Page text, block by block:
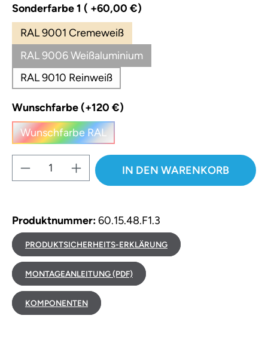
Sonderfarbe 1 ( +60,00 €)
RAL 9001 Cremeweiß
RAL 9006 Weißaluminium
RAL 9010 Reinweiß
Wunschfarbe (+120 €)
Wunschfarbe RAL
(Diese Option ist zurzeit nicht verfügbar.)
Produkt Anzahl: Gib denIN DEN WARENKORB
Produktnummer:60.15.48.F1.3
PRODUKTSICHERHEITS-ERKLÄRUNG
MONTAGEANLEITUNG (PDF)
KOMPONENTEN